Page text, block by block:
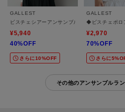
GALLEST
ビスチェシアーアンサンブル
¥5,940
40%OFF
さらに10%OFF
GALLEST
◆ビスチェポロ
¥2,970
70%OFF
さらに
その他のアンサンブルラ